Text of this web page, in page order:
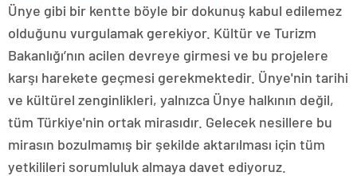
Ünye gibi bir kentte böyle bir dokunuş kabul edilemez
olduğunu vurgulamak gerekiyor. Kültür ve Turizm
Bakanlığı’nın acilen devreye girmesi ve bu projelere
karşı harekete geçmesi gerekmektedir. Ünye'nin tarihi
ve kültürel zenginlikleri, yalnızca Ünye halkının değil,
tüm Türkiye'nin ortak mirasıdır. Gelecek nesillere bu
mirasın bozulmamış bir şekilde aktarılması için tüm
yetkilileri sorumluluk almaya davet ediyoruz.